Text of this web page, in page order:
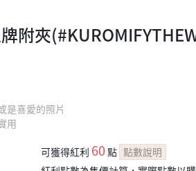
附夾
是喜愛的照片
用
可獲得紅利 60 點 點數說明